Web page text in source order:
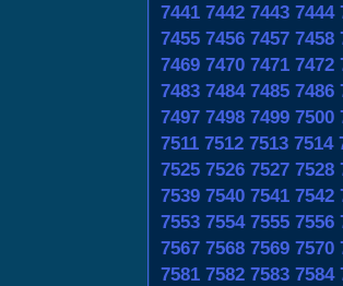
7441 7442 7443 7444
7455 7456 7457 7458
7469 7470 7471 7472
7483 7484 7485 7486
7497 7498 7499 7500
7511 7512 7513 7514
7525 7526 7527 7528
7539 7540 7541 7542
7553 7554 7555 7556
7567 7568 7569 7570
7581 7582 7583 7584